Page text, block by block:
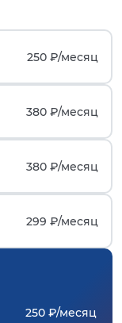
250 ₽/месяц
380 ₽/месяц
380 ₽/месяц
299 ₽/месяц
250 ₽/месяц